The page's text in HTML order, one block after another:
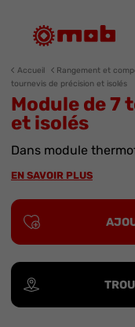
Accueil Rangement et
tournevis de précision et isolés
Module de 7
et isolés
Dans module
EN SAVOIR PLUS